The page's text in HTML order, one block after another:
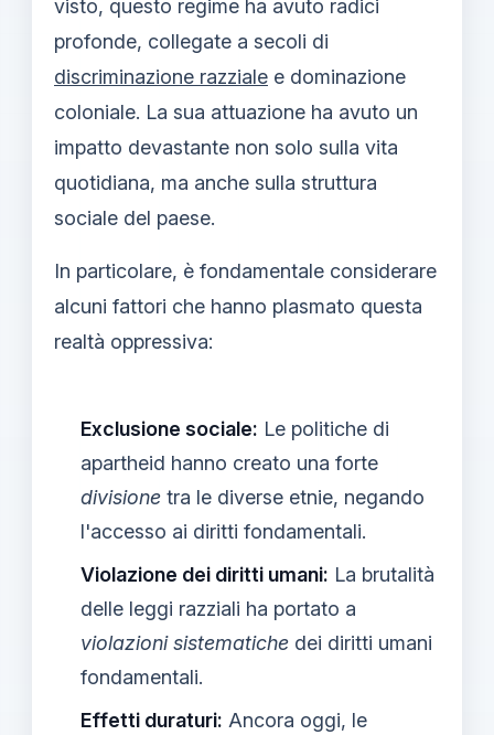
visto, questo regime ha avuto radici
profonde, collegate a secoli di
discriminazione razziale e dominazione
coloniale. La sua attuazione ha avuto un
impatto devastante non solo sulla vita
quotidiana, ma anche sulla struttura
sociale del paese.
In particolare, è fondamentale considerare
alcuni fattori che hanno plasmato questa
realtà oppressiva:
Exclusione sociale: Le politiche di
apartheid hanno creato una forte
divisione tra le diverse etnie, negando
l'accesso ai diritti fondamentali.
Violazione dei diritti umani: La brutalità
delle leggi razziali ha portato a
violazioni sistematiche dei diritti umani
fondamentali.
Effetti duraturi: Ancora oggi, le